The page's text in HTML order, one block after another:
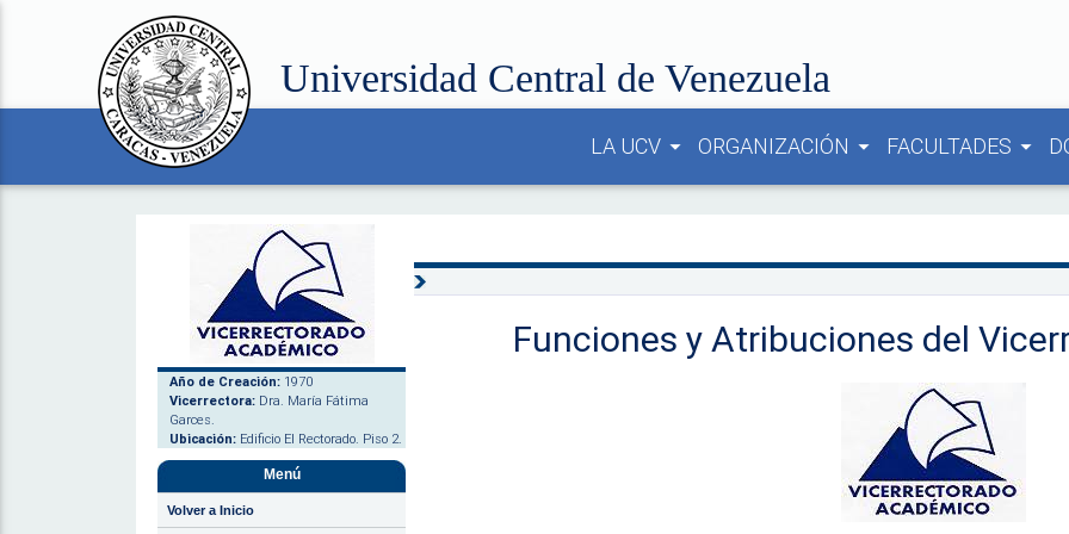
Universidad Central de Venezuela
LA UCV arrow_drop_down ORGANIZACIÓN arrow_drop_down FACULTADES arrow_drop_down
Año de Creación: 1970
Vicerrectora: Dra. María Fátima
Garces.
Ubicación: Edificio El Rectorado. Piso 2.
Menú
Volver a Inicio
Funciones y Atribuciones del